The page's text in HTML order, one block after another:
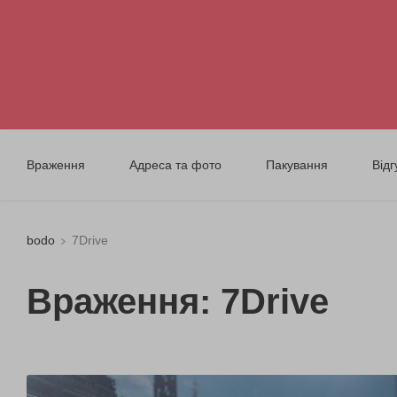
Враження Адреса та фото Пакування
bodo 7Drive
Враження: 7Drive